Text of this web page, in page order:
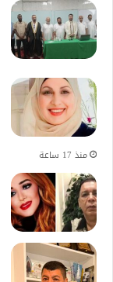
منذ 17 ساعة